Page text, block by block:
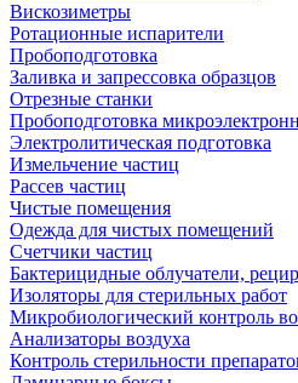
Вискозиметры
Ротационные испарители
Пробоподготовка
Заливка и запрессовка образцов
Отрезные станки
Пробоподготовка
Электролитическая подготовка
Измельчение частиц
Рассев частиц
Чистые помещения
Одежда для чистых помещений
Счетчики частиц
Бактерицидные облучатели,
Изоляторы для стерильных работ
Микробиологический контроль
Анализаторы воздуха
Контроль стерильности